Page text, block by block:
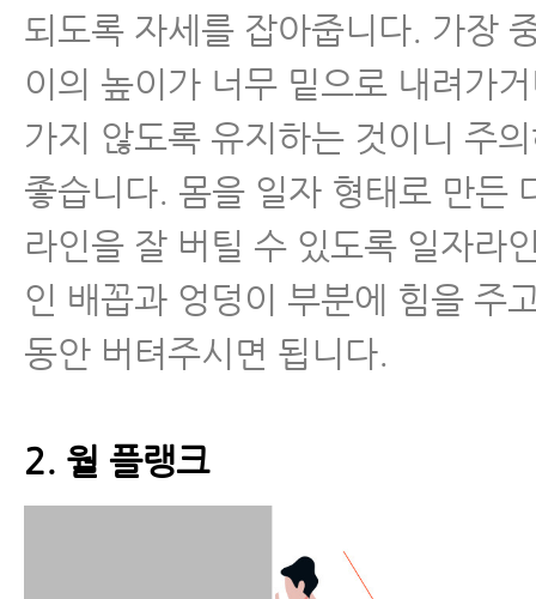
되도록 자세를 잡아줍니다. 가장
이의 높이가 너무 밑으로 내려가
가지 않도록 유지하는 것이니 주
좋습니다. 몸을 일자 형태로 만든
라인을 잘 버틸 수 있도록 일자라
인 배꼽과 엉덩이 부분에 힘을 주
동안 버텨주시면 됩니다.
2. 월 플랭크